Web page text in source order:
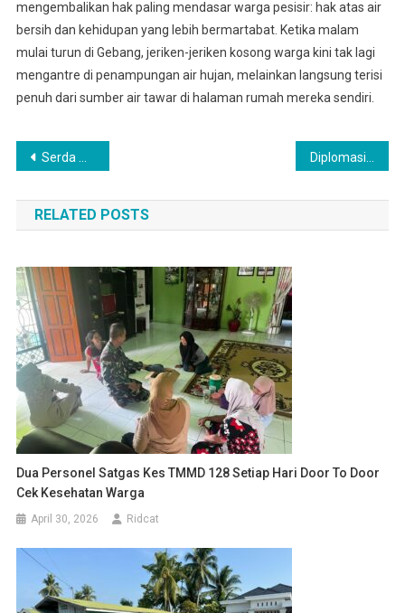
mengembalikan hak paling mendasar warga pesisir: hak atas air
bersih dan kehidupan yang lebih bermartabat. Ketika malam
mulai turun di Gebang, jeriken-jeriken kosong warga kini tak lagi
mengantre di penampungan air hujan, melainkan langsung terisi
penuh dari sumber air tawar di halaman rumah mereka sendiri.
Navigasi
pos
Serda Ahmad Dan Serda Hendra Nasution, Melaksanakan Patroli Motoris Kodim 0201 Medan
RELATED POSTS
Dua Personel Satgas Kes TMMD 128 Setiap Hari Door To Door
Cek Kesehatan Warga
April 30, 2026 Ridcat